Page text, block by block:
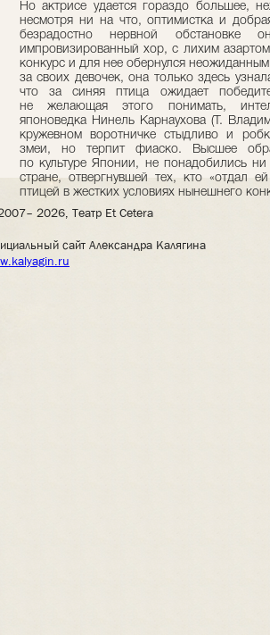
Но актрисе удается гораздо большее,
несмотря ни на что, оптимистка и
безрадостно нервной обстановке
импровизированный хор, с лихим
конкурс и для нее обернулся
за своих девочек, она только здесь
что за синяя птица ожидает
не желающая этого понимать,
японоведка Нинель Карнаухова (Т.
кружевном воротничке стыдливо и
змеи, но терпит фиаско. Высшее
по культуре Японии, не понадобились
стране, отвергнувшей тех, кто «отдал
птицей в жестких условиях нынешнего
2026, Театр Et Cetera
сайт Александра Калягина